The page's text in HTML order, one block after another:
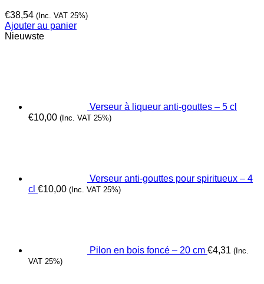
€38,54 (Inc. VAT 25%)
Ajouter au panier
Nieuwste
Verseur à liqueur anti-gouttes – 5 cl
€10,00 (Inc. VAT 25%)
Verseur anti-gouttes pour spiritueux – 4
cl €10,00 (Inc. VAT 25%)
Pilon en bois foncé – 20 cm €4,31 (Inc.
VAT 25%)